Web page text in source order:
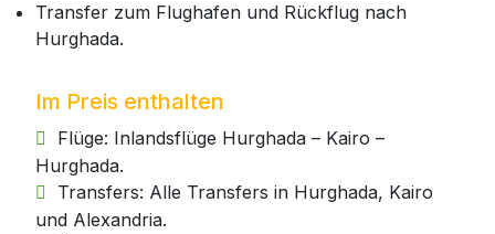
Transfer zum Flughafen und Rückflug nach
Hurghada.
Im Preis enthalten
Flüge: Inlandsflüge Hurghada – Kairo –
Hurghada.
Transfers: Alle Transfers in Hurghada, Kairo
und Alexandria.